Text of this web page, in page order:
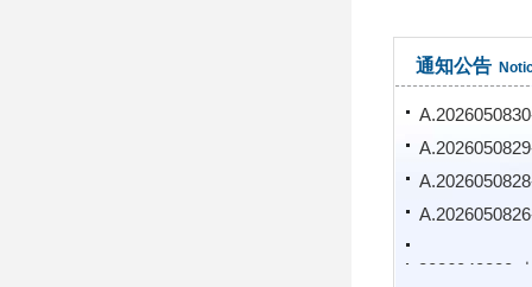
通知公告
A.2026040820-